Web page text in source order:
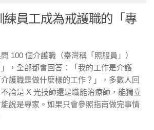
練員工成為戒護職的「專
100 個介護職（臺灣稱「照服員」）
」，全部都會回答：「我的工作是介護
護職是做什麼樣的工作？」，多數人回
論是 X 光技師還是職能治療師，能獨立
說是專家。如果只會參照指南做完事情